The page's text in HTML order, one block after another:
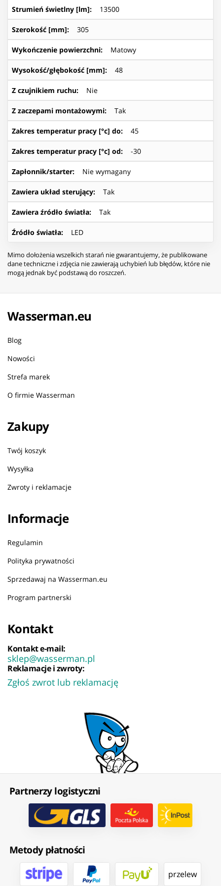
Strumień świetlny [lm]: 13500
Szerokość [mm]: 305
Wykończenie powierzchni: Matowy
Wysokość/głębokość [mm]: 48
Z czujnikiem ruchu: Nie
Z zaczepami montażowymi: Tak
Zakres temperatur pracy [°c] do: 45
Zakres temperatur pracy [°c] od: -30
Zapłonnik/starter: Nie wymagany
Zawiera układ sterujący: Tak
Zawiera źródło światła: Tak
Źródło światła: LED
Mimo dołożenia wszelkich starań nie gwarantujemy, że publikowane
dane techniczne i zdjęcia nie zawierają uchybień lub błędów, które nie
mogą jednak być podstawą do roszczeń.
Wasserman.eu
Blog
Nowości
Strefa marek
O firmie Wasserman
Zakupy
Twój koszyk
Wysyłka
Zwroty i reklamacje
Informacje
Regulamin
Polityka prywatności
Sprzedawaj na Wasserman.eu
Program partnerski
Kontakt
Kontakt e-mail:
sklep@wasserman.pl
Reklamacje i zwroty:
Zgłoś zwrot lub reklamację
Partnerzy logistyczni
Metody płatności
przelew